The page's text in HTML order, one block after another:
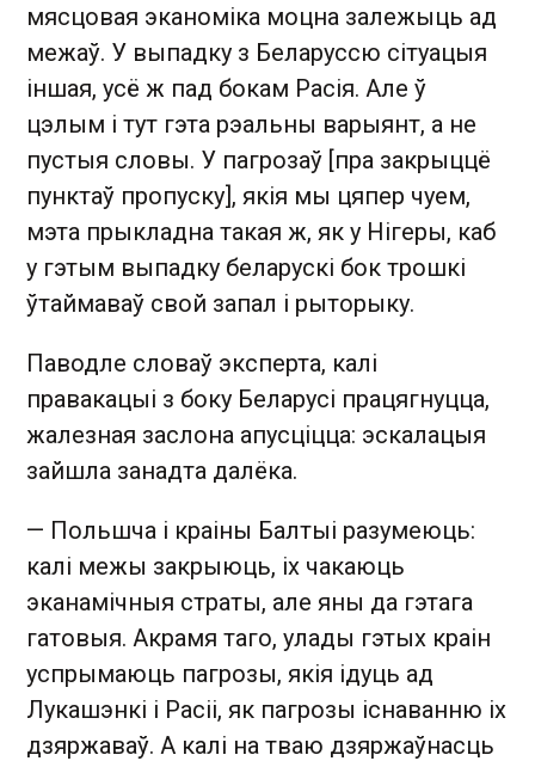
мясцовая эканоміка моцна залежыць ад
межаў. У выпадку з Беларуссю сітуацыя
іншая, усё ж пад бокам Расія. Але ў
цэлым і тут гэта рэальны варыянт, а не
пустыя словы. У пагрозаў [пра закрыццё
пунктаў пропуску], якія мы цяпер чуем,
мэта прыкладна такая ж, як у Нігеры, каб
у гэтым выпадку беларускі бок трошкі
ўтаймаваў свой запал і рыторыку.
Паводле словаў эксперта, калі
правакацыі з боку Беларусі працягнуцца,
жалезная заслона апусціцца: эскалацыя
зайшла занадта далёка.
— Польшча і краіны Балтыі разумеюць:
калі межы закрыюць, іх чакаюць
эканамічныя страты, але яны да гэтага
гатовыя. Акрамя таго, улады гэтых краін
успрымаюць пагрозы, якія ідуць ад
Лукашэнкі і Расіі, як пагрозы існаванню іх
дзяржаваў. А калі на тваю дзяржаўнасць